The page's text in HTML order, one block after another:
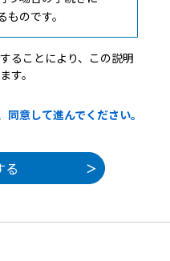
のです。
・届出等手続を
同意していただく
を提供します。本
は、この規約に同
ることにより、この説明
す。
意して進んでください。